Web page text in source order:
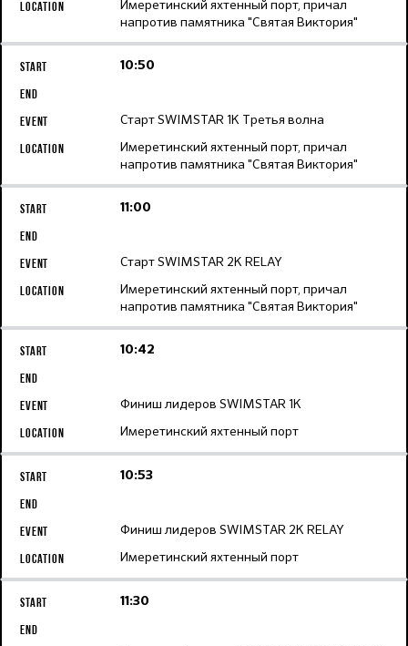
Имеретинский яхтенный порт, причал
напротив памятника "Святая Виктория"
10:50
Старт SWIMSTAR 1K Третья волна
Имеретинский яхтенный порт, причал
напротив памятника "Святая Виктория"
11:00
Старт SWIMSTAR 2K RELAY
Имеретинский яхтенный порт, причал
напротив памятника "Святая Виктория"
10:42
Финиш лидеров SWIMSTAR 1K
Имеретинский яхтенный порт
10:53
Финиш лидеров SWIMSTAR 2K RELAY
Имеретинский яхтенный порт
11:30